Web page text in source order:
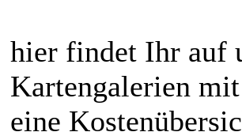
hier findet Ihr auf
Kartengalerien
eine